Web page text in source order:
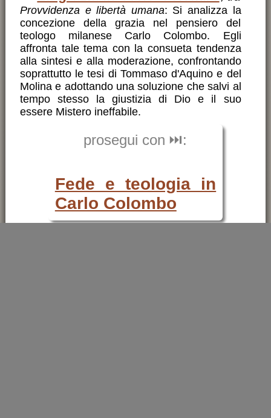
Provvidenza e libertà umana: Si analizza la
concezione della grazia nel pensiero del
teologo milanese Carlo Colombo. Egli
affronta tale tema con la consueta tendenza
alla sintesi e alla moderazione, confrontando
soprattutto le tesi di Tommaso d'Aquino e del
Molina e adottando una soluzione che salvi al
tempo stesso la giustizia di Dio e il suo
essere Mistero ineffabile.
prosegui con ⏭️:
Fede e teologia in
Carlo Colombo